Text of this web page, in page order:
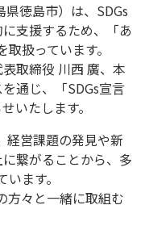
徳島市）は、SDGs
支援するため、「あ
扱っています。
取締役 川西 廣、本
通じ、「SDGs宣言
いたします。
経営課題の発見や新
繋がることから、多
ます。
方々と一緒に取組む